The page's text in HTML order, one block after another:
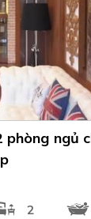
phòng ngủ
2